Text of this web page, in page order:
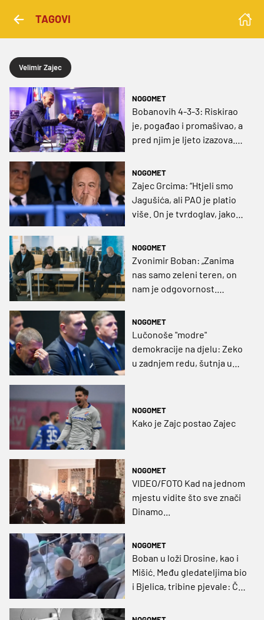
TAGOVI
Velimir Zajec
NOGOMET
Bobanovih 4-3-3: Riskirao
je, pogađao i promašivao, a
pred njim je ljeto izazova.
NOGOMET
Zajec Grcima: “Htjeli smo
Jagušića, ali PAO je platio
više. On je tvrdoglav, jako
NOGOMET
Zvonimir Boban: „Zanima
nas samo zeleni teren, on
nam je odgovornost.
NOGOMET
Lučonoše "modre"
demokracije na djelu: Zeko
u zadnjem redu, šutnja u
NOGOMET
Kako je Zajc postao Zajec
NOGOMET
VIDEO/FOTO Kad na jednom
mjestu vidite što sve znači
Dinamo...
NOGOMET
Boban u loži Drosine, kao i
Mišić. Među gledateljima bio
i Bjelica, tribine pjevale: Ča